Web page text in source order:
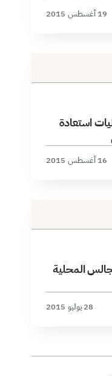
19 أغسطس 2015
استعادة
16 أغسطس 2015
المحلية
28 يوليو 2015